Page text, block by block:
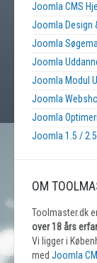
Joomla CMS
Joomla Design
Joomla
Joomla
Joomla Modul
Joomla
Joomla
Joomla 1.5 /
OM
Toolmaster.dk
over 18 års
Vi ligger i
med Joomla